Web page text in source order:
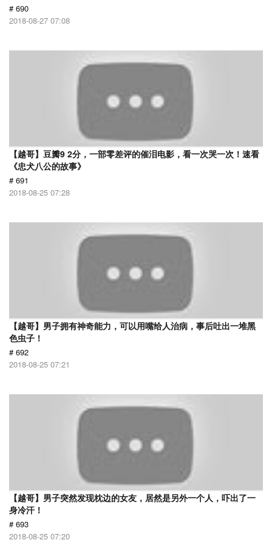
# 690
2018-08-27 07:08
【越哥】豆瓣9 2分，一部零差评的催泪电影，看一次哭一次！速看
《忠犬八公的故事》
# 691
2018-08-25 07:28
【越哥】男子拥有神奇能力，可以用嘴给人治病，事后吐出一堆黑
色虫子！
# 692
2018-08-25 07:21
【越哥】男子突然发现枕边的女友，居然是另外一个人，吓出了一
身冷汗！
# 693
2018-08-25 07:20